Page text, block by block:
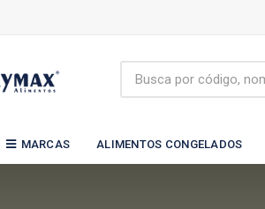
MARCAS ALIMENTOS CONGELADOS